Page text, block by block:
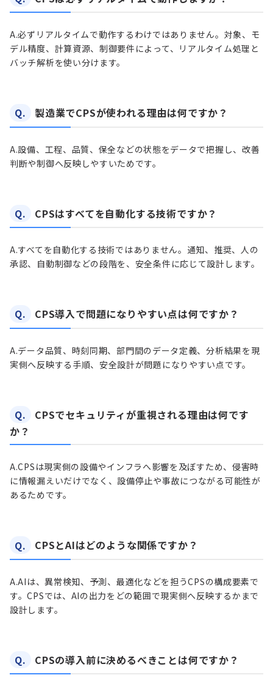
A.必ずリアルタイムで動作するわけではありません。対象、モ
デル精度、計算資源、制御要件によって、リアルタイム処理と
バッチ解析を使い分けます。
Q. 製造業でCPSが使われる理由は何ですか？
A.設備、工程、品質、保全などの状態をデータで把握し、改善
判断や制御へ反映しやすいためです。
Q. CPSはすべてを自動化する技術ですか？
A.すべてを自動化する技術ではありません。通知、推奨、人の
承認、自動制御などの段階を、安全条件に応じて設計します。
Q. CPS導入で問題になりやすい点は何ですか？
A.データ品質、時刻同期、部門間のデータ定義、分析結果を現
実側へ反映する手順、安全設計が問題になりやすい点です。
Q.
CPSでセキュリティが重視される理由は何です
か？
A.CPSは現実側の設備やインフラへ影響を及ぼすため、侵害時
に情報漏えいだけでなく、設備停止や事故につながる可能性が
あるためです。
Q. CPSとAIはどのような関係ですか？
A.AIは、異常検知、予測、最適化などを担うCPSの構成要素で
す。CPSでは、AIの出力をどの範囲で現実側へ反映するかまで
設計します。
Q. CPSの導入前に決めるべきことは何ですか？